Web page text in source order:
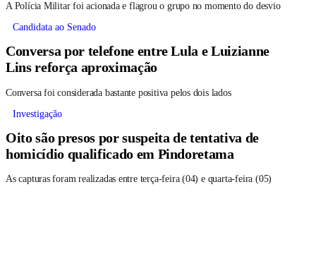
A Polícia Militar foi acionada e flagrou o grupo no momento do desvio
Candidata ao Senado
Conversa por telefone entre Lula e Luizianne
Lins reforça aproximação
Conversa foi considerada bastante positiva pelos dois lados
Investigação
Oito são presos por suspeita de tentativa de
homicídio qualificado em Pindoretama
As capturas foram realizadas entre terça-feira (04) e quarta-feira (05)